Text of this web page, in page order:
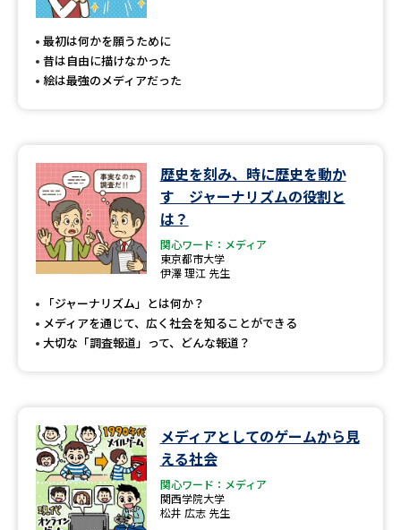
最初は何かを願うために
昔は自由に描けなかった
絵は最強のメディアだった
歴史を刻み、時に歴史を動か
す ジャーナリズムの役割と
は？
関心ワード：メディア
東京都市大学
伊澤 理江 先生
「ジャーナリズム」とは何か？
メディアを通じて、広く社会を知ることができる
大切な「調査報道」って、どんな報道？
メディアとしてのゲームから見
える社会
関心ワード：メディア
関西学院大学
松井 広志 先生